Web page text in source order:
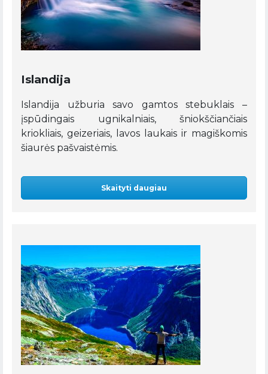
Islandija
Islandija užburia savo gamtos stebuklais –
įspūdingais ugnikalniais, šniokščiančiais
kriokliais, geizeriais, lavos laukais ir magiškomis
šiaurės pašvaistėmis.
Skaityti daugiau